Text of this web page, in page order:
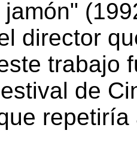
director
trabajo
de